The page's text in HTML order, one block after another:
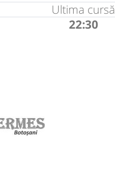
Ultima cursă
22:30